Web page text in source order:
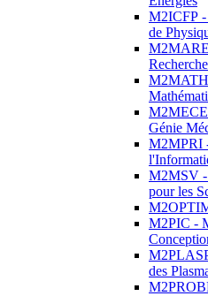
M2ICFP -
de
Recherche
Génie
M2MPRI
M2MSV -
pour les
M2PIC -
des